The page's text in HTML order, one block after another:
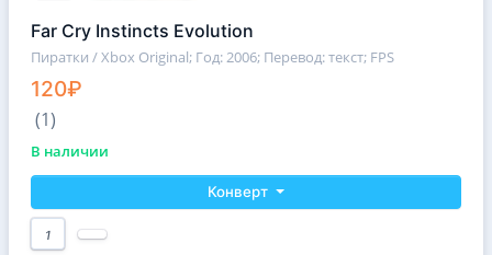
Far Cry Instincts Evolution
Пиратки / Xbox Original; Год: 2006; Перевод: текст; FPS
120₽
(1)
В наличии
Конверт
1